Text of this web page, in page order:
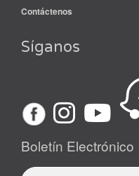
Contáctenos
Síganos
Boletín Electrónico